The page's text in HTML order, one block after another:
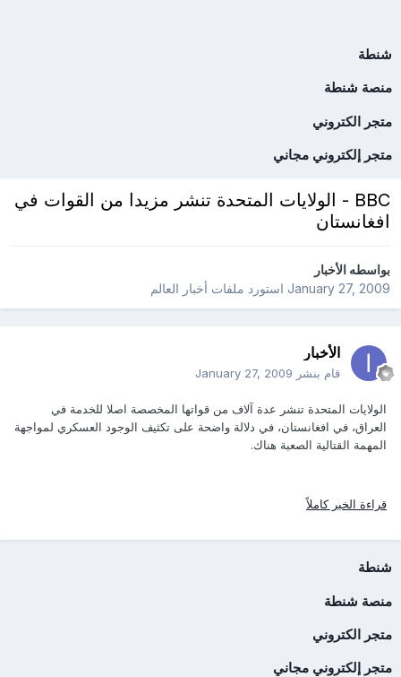
شنطة
منصة شنطة
متجر الكتروني
متجر إلكتروني مجاني
BBC - الولايات المتحدة تنشر مزيدا من القوات في
افغانستان
بواسطهالأخبار
January 27, 2009استورد ملفات أخبار العالم
الأخبار
قام بنشر January 27, 2009
الولايات المتحدة تنشر عدة آلاف من قواتها المخصصة اصلا للخدمة في
العراق، في افغانستان، في دلالة واضحة على تكثيف الوجود العسكري لمواجهة
المهمة القتالية الصعبة هناك.
قراءة الخبر كاملاً
شنطة
منصة شنطة
متجر الكتروني
متجر إلكتروني مجاني